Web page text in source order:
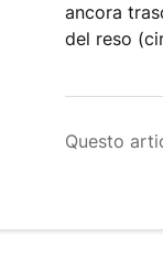
ancora
del reso
Questo